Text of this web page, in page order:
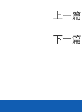
上一
下一